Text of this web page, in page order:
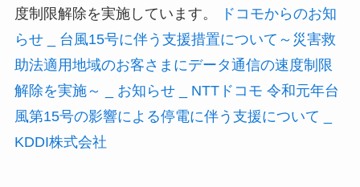
度制限解除を実施しています。
ドコモからのお知
らせ _ 台風15号に伴う支援措置について～災害救
助法適用地域のお客さまにデータ通信の速度制限
解除を実施～ _ お知らせ _ NTTドコモ 令和元年台
風第15号の影響による停電に伴う支援について _
KDDI株式会社